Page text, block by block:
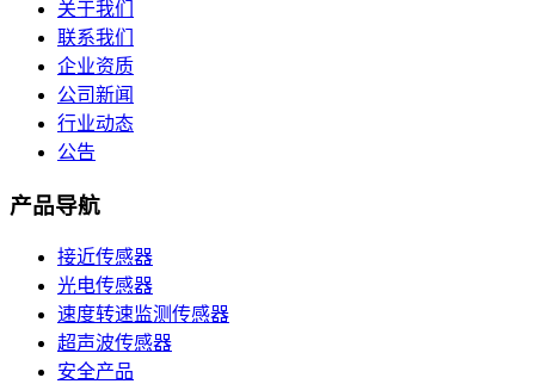
关于我们
联系我们
企业资质
公司新闻
行业动态
公告
产品导航
接近传感器
光电传感器
速度转速监测传感器
超声波传感器
安全产品